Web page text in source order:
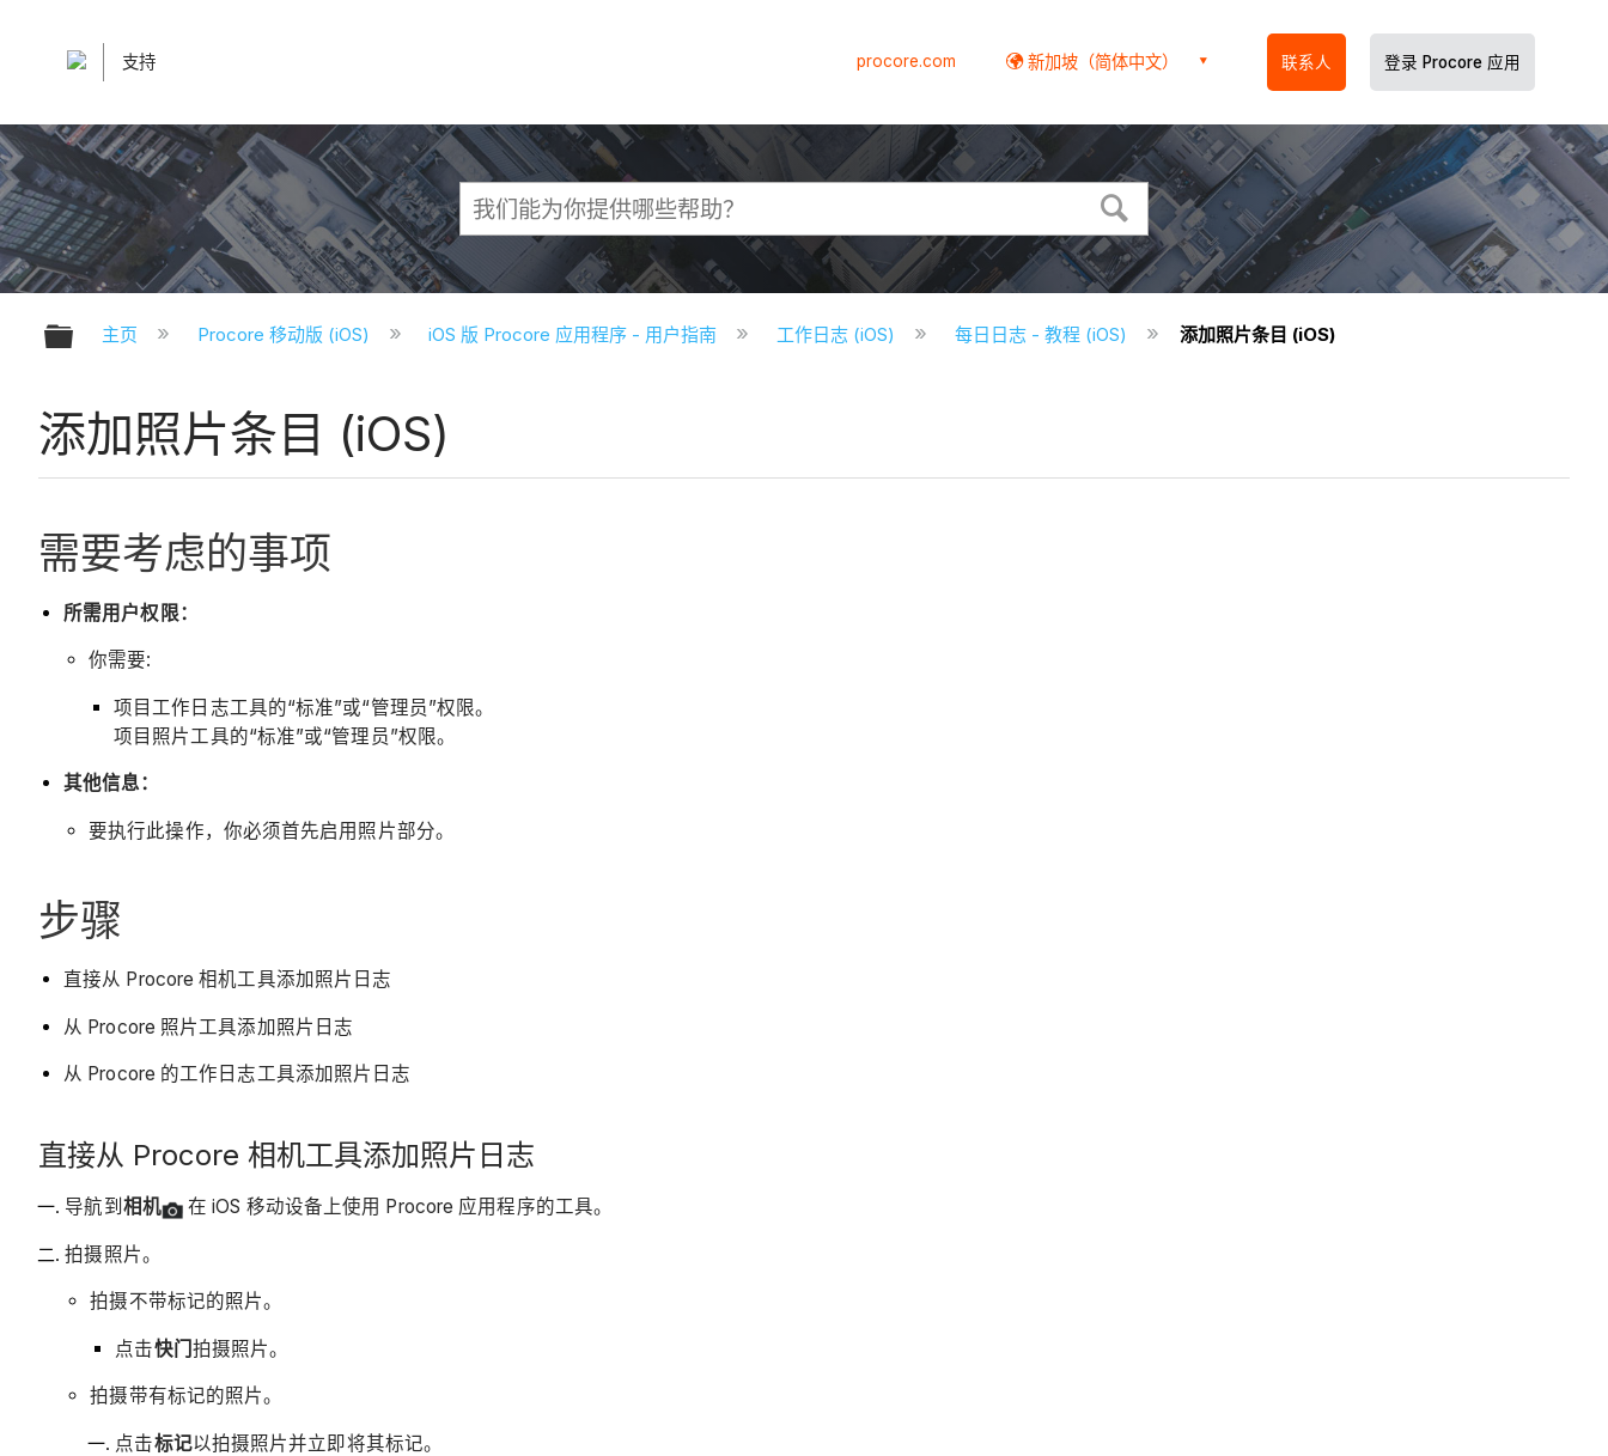
支持 procore.com 新加坡（简体中文） 联系人 登录 Procore 应用
扩展/隐缩全局层次
主页 Procore 移动版 (iOS) iOS 版 Procore 应用程序 - 用户指南 工作日志 (iOS) 每日日志 - 教程 (iOS) 添加照片条目 (iOS)
添加照片条目 (iOS)
需要考虑的事项
所需用户权限：
你需要:
项目工作日志工具的“标准”或“管理员”权限。
项目照片工具的“标准”或“管理员”权限。
其他信息：
要执行此操作，你必须首先启用照片部分。
步骤
直接从 Procore 相机工具添加照片日志
从 Procore 照片工具添加照片日志
从 Procore 的工作日志工具添加照片日志
直接从 Procore 相机工具添加照片日志
导航到 相机 在 iOS 移动设备上使用 Procore 应用程序的工具。
拍摄照片。
拍摄不带标记的照片。
点击快门拍摄照片。
拍摄带有标记的照片。
点击标记以拍摄照片并立即将其标记。